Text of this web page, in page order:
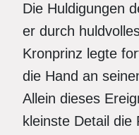
Die Huldigungen
er durch
Kronprinz legte
die Hand an
Allein dieses
kleinste Detail die